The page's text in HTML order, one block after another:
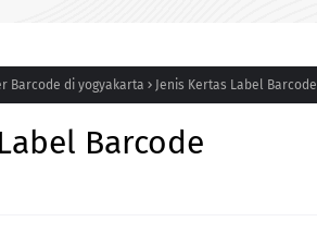
Barcode di yogyakarta Jenis Kertas Label Barcode
Barcode